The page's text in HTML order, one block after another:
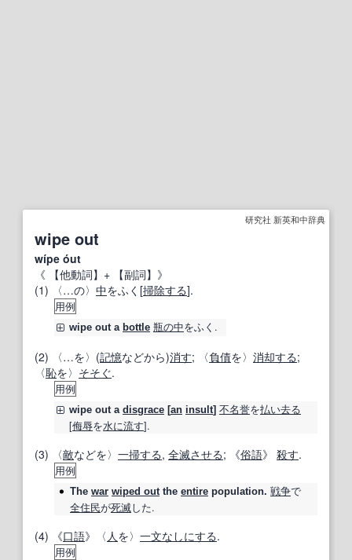
研究社 新英和中辞典
wipe out
wípe óut
《
【他動詞】 + 【副詞】 》
(1) 〈…の〉 中をふく[掃除する].
用例
wipe out a bottle 瓶の中をふく.
(2) 〈…を〉(記憶などから)消す; 〈負債を〉 消却する;
〈恥を〉 そそぐ.
用例
wipe out a disgrace [an insult] 不名誉を払い去る
[侮辱を水に流す].
(3) 〈敵などを〉 一掃する, 全滅させる; 《俗語》 殺す.
用例
The war wiped out the entire population. 戦争で
全住民が死滅した.
(4) 《口語》〈 人 を〉 一文なしにする.
用例